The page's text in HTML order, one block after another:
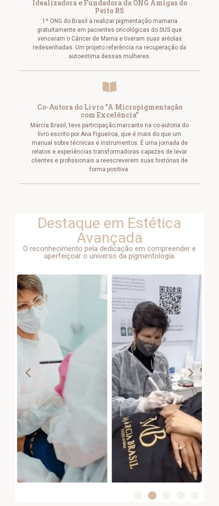
Idealizadora e Fundadora da ONG Amigas do
Peito RS
1º ONG do Brasil a realizar pigmentação mamaria
gratuitamente em pacientes oncológicas do SUS que
venceram o Câncer de Mama e tiveram suas aréolas
redesenhadas. Um projeto referência na recuperação da
autoestima dessas mulheres.
Co-Autora do Livro "A Micropigmentação
com Excelência"
Márcia Brasil, teve participação marcante na co-autoria do
livro escrito por Ana Figueiroa, que é mais do que um
manual sobre técnicas e instrumentos. É uma jornada de
relatos e experiências transformadoras capazes de levar
clientes e profissionais a reescreverem suas histórias de
forma positiva.
Destaque em Estética
Avançada
O reconhecimento pela dedicação em compreender e
aperfeiçoar o universo da pigmentologia.